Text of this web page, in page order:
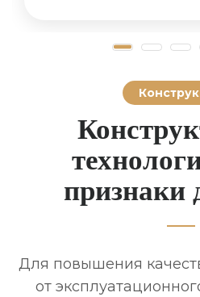
признаки
Для повышения
от